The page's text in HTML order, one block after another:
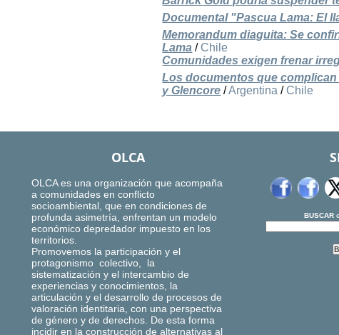
Documental "Pascua Lama: El
Memorandum diaguita: Se
Lama / Chile
Comunidades exigen frenar
Los documentos que
y Glencore /Argentina / Chile
OLCA
OLCA es una organización que acompaña
a comunidades en conflicto
socioambiental, que en condiciones de
profunda asimetría, enfrentan un modelo
económico depredador impuesto en los
territorios.
Promovemos la participación y el
protagonismo colectivo, la
sistematización y el intercambio de
experiencias y conocimientos, la
articulación y el desarrollo de procesos de
valoración identitaria, con una perspectiva
de género y de derechos. De esta forma
incidir en la construcción de alternativas al
BUSCAR